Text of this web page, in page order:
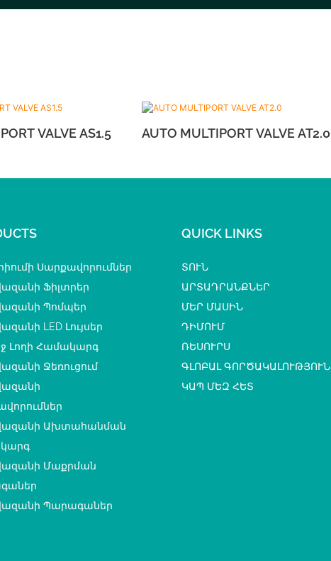
AUTO MULTIPORT VALVE AS1.5 AUTO MULTIPORT VALVE AT2.0
Սարքավորումներ
Ֆիլտրեր
Պոմպեր
LED Լույսեր
Լողի Համակարգ
Ջեռուցում
Ախտահանման
Մաքրման
Պարագաներ
QUICK LINKS
ՏՈՒՆ
ԱՐՏԱԴՐԱՆՔՆԵՐ
ՄԵՐ ՄԱՍԻՆ
ԴԻՄՈՒՄ
ՌԵՍՈՒՐՍ
ԳԼՈԲԱԼ ԳՈՐԾԱԿԱԼՈՒԹՅՈՒՆ
ԿԱՊ ՄԵԶ ՀԵՏ